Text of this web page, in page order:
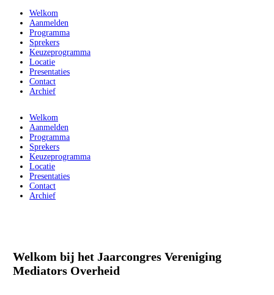
Welkom
Aanmelden
Programma
Sprekers
Keuzeprogramma
Locatie
Presentaties
Contact
Archief
Welkom
Aanmelden
Programma
Sprekers
Keuzeprogramma
Locatie
Presentaties
Contact
Archief
Welkom bij het Jaarcongres Vereniging
Mediators Overheid